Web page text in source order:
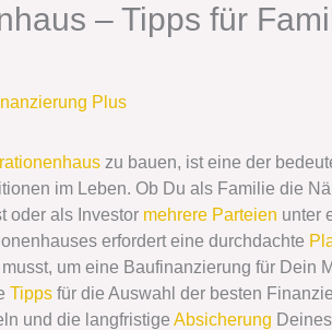
– Tipps für
Plus
zu bauen, ist eine der
im Leben. Ob Du als Familie die
oder als Investor mehrere Parteien unter
erfordert eine durchdachte
um eine Baufinanzierung für Dein
Tipps für die Auswahl der besten
und die langfristige Absicherung